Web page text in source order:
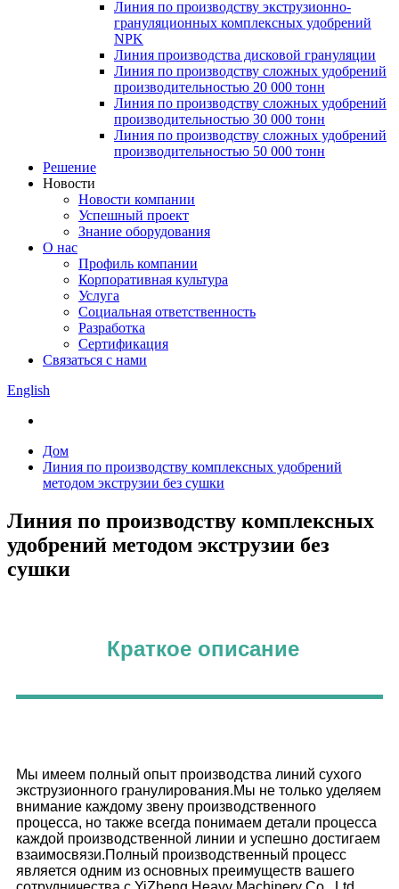
Линия по производству экструзионно-
грануляционных комплексных удобрений
NPK
Линия производства дисковой грануляции
Линия по производству сложных удобрений
производительностью 20 000 тонн
Линия по производству сложных удобрений
производительностью 30 000 тонн
Линия по производству сложных удобрений
производительностью 50 000 тонн
Решение
Новости
Новости компании
Успешный проект
Знание оборудования
О нас
Профиль компании
Корпоративная культура
Услуга
Социальная ответственность
Разработка
Сертификация
Связаться с нами
English
Дом
Линия по производству комплексных удобрений
методом экструзии без сушки
Линия по производству комплексных
удобрений методом экструзии без
сушки
Краткое описание
Мы имеем полный опыт производства линий сухого
экструзионного гранулирования.Мы не только уделяем
внимание каждому звену производственного
процесса, но также всегда понимаем детали процесса
каждой производственной линии и успешно достигаем
взаимосвязи.Полный производственный процесс
является одним из основных преимуществ вашего